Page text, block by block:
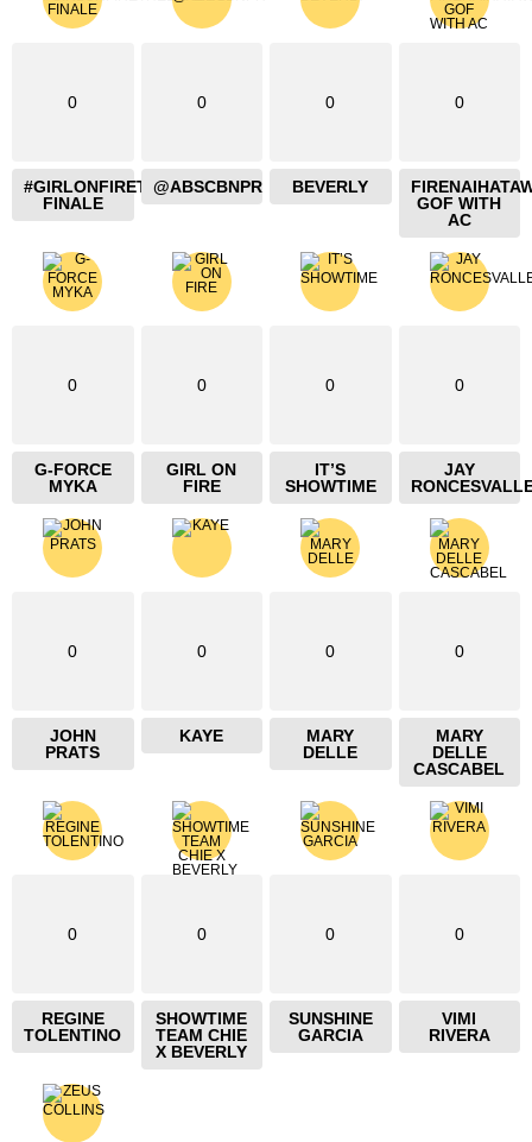
0
#GIRLONFIRETHEBLAZING
FINALE
0
@ABSCBNPR
0
BEVERLY
0
GOF WITH
AC
0
G-FORCE
MYKA
0
GIRL ON
FIRE
0
IT’S
SHOWTIME
0
JAY
0
JOHN
PRATS
0
KAYE
0
MARY
DELLE
0
MARY
DELLE
CASCABEL
0
REGINE
TOLENTINO
0
SHOWTIME
TEAM CHIE
X BEVERLY
0
SUNSHINE
GARCIA
0
VIMI
RIVERA